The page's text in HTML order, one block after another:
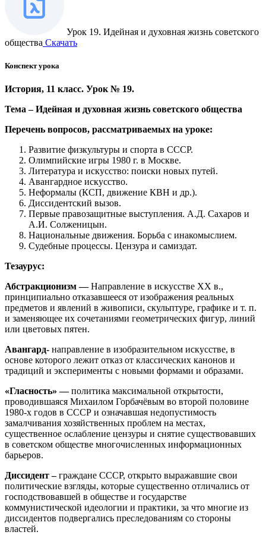
Урок 19. Идейная и духовная жизнь советского
общества Скачать
Конспект урока
История, 11 класс. Урок № 19.
Тема – Идейная и духовная жизнь советского общества
Перечень вопросов, рассматриваемых на уроке:
Развитие физкультуры и спорта в СССР.
Олимпийские игры 1980 г. в Москве.
Литература и искусство: поиски новых путей.
Авангардное искусство.
Неформалы (КСП, движение КВН и др.).
Диссидентский вызов.
Первые правозащитные выступления. А.Д. Сахаров и
А.И. Солженицын.
Национальные движения. Борьба с инакомыслием.
Судебные процессы. Цензура и самиздат.
Тезаурус:
Абстракционизм —Направление в искусстве XX в.,
принципиально отказавшееся от изображения реальных
предметов и явлений в живописи, скульптуре, графике и т. п.
и заменяющее их сочетаниями геометрических фигур, линий
или цветовых пятен.
Авангард- направление в изобразительном искусстве, в
основе которого лежит отказ от классических канонов и
традиций и эксперименты с новыми формами и образами.
«Гласность» —политика максимальной открытости,
проводившаяся Михаилом Горбачёвым во второй половине
1980-х годов в СССР и означавшая недопустимость
замалчивания хозяйственных проблем на местах,
существенное ослабление цензуры и снятие существовавших
в советском обществе многочисленных информационных
барьеров.
Диссидент –граждане СССР, открыто выражавшие свои
политические взгляды, которые существенно отличались от
господствовавшей в обществе и государстве
коммунистической идеологии и практики, за что многие из
диссидентов подвергались преследованиям со стороны
властей.